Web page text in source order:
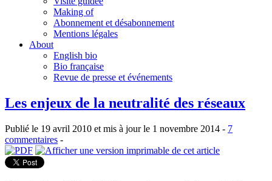
Making of
Abonnement et désabonnement
Mentions légales
About
English bio
Bio française
Revue de presse et événements
Les enjeux de la neutralité des réseaux
Publié le 19 avril 2010 et mis à jour le 1 novembre 2014 - 7
commentaires -